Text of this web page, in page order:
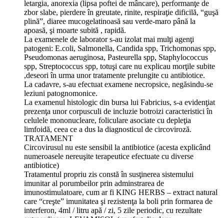
letargia, anorexia (lipsa poftei de mâncare), performanţe de
zbor slabe, pierdere în greutate, rinite, respiraţie dificilă, “guşă
plină”, diaree mucogelatinoasă sau verde-maro până la
apoasă, şi moarte subită , rapidă.
La examenele de laborator s-au izolat mai mulţi agenţi
patogeni: E.coli, Salmonella, Candida spp, Trichomonas spp,
Pseudomonas aeruginosa, Pasteurella spp, Staphylococcus
spp, Streptococcus spp, totuşi care nu explicau morţile subite
,deseori în urma unor tratamente prelungite cu antibiotice.
La cadavre, s-au efectuat examene necropsice, negăsindu-se
leziuni patognomonice.
La examenul histologic din bursa lui Fabricius, s-a evidenţiat
prezenţa unor corpusculi de incluzie botroizi caracteristici în
celulele mononucleare, foliculare asociate cu depleţia
limfoidă, ceea ce a dus la diagnosticul de circoviroză.
TRATAMENT
Circovirusul nu este sensibil la antibiotice (acesta explicând
numeroasele nereuşite terapeutice efectuate cu diverse
antibiotice)
Tratamentul propriu zis constă în susţinerea sistemului
imunitar al porumbeilor prin adminstrarea de
imunostimulatoare, cum ar fi KING HERBS – extract natural
care “creşte” imunitatea şi rezistenţa la boli prin formarea de
interferon, 4ml / litru apă / zi, 5 zile periodic, cu rezultate